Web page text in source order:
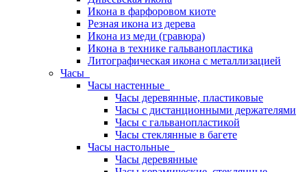
Икона в фарфоровом киоте
Резная икона из дерева
Икона из меди (гравюра)
Икона в технике гальванопластика
Литографическая икона с металлизацией
Часы
Часы настенные
Часы деревянные, пластиковые
Часы с дистанционными держателями
Часы с гальванопластикой
Часы стеклянные в багете
Часы настольные
Часы деревянные